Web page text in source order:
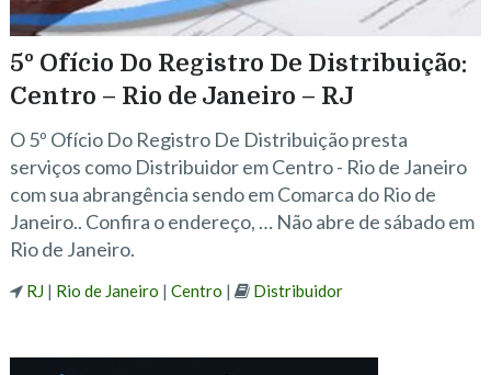
5º Ofício Do Registro De Distribuição:
Centro – Rio de Janeiro – RJ
O 5º Ofício Do Registro De Distribuição presta
serviços como Distribuidor em Centro - Rio de Janeiro
com sua abrangência sendo em Comarca do Rio de
Janeiro.. Confira o endereço, … Não abre de sábado em
Rio de Janeiro.
RJ| Rio de Janeiro | Centro | Distribuidor